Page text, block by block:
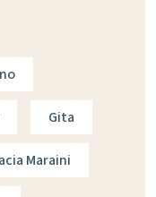
Gita
Maraini